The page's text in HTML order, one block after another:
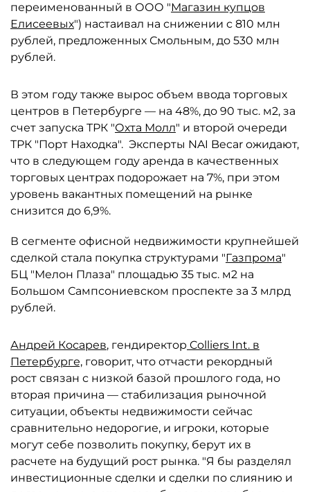
переименованный в ООО "Магазин купцов
Елисеевых") настаивал на снижении с 810 млн
рублей, предложенных Смольным, до 530 млн
рублей.
В этом году также вырос объем ввода торговых
центров в Петербурге — на 48%, до 90 тыс. м2, за
счет запуска ТРК "Охта Молл" и второй очереди
ТРК "Порт Находка". Эксперты NAI Becar ожидают,
что в следующем году аренда в качественных
торговых центрах подорожает на 7%, при этом
уровень вакантных помещений на рынке
снизится до 6,9%.
В сегменте офисной недвижимости крупнейшей
сделкой стала покупка структурами "Газпрома"
БЦ "Мелон Плаза" площадью 35 тыс. м2 на
Большом Сампсониевском проспекте за 3 млрд
рублей.
Андрей Косарев, гендиректор Colliers Int. в
Петербурге, говорит, что отчасти рекордный
рост связан с низкой базой прошлого года, но
вторая причина — стабилизация рыночной
ситуации, объекты недвижимости сейчас
сравнительно недорогие, и игроки, которые
могут себе позволить покупку, берут их в
расчете на будущий рост рынка. "Я бы разделял
инвестиционные сделки и сделки по слиянию и